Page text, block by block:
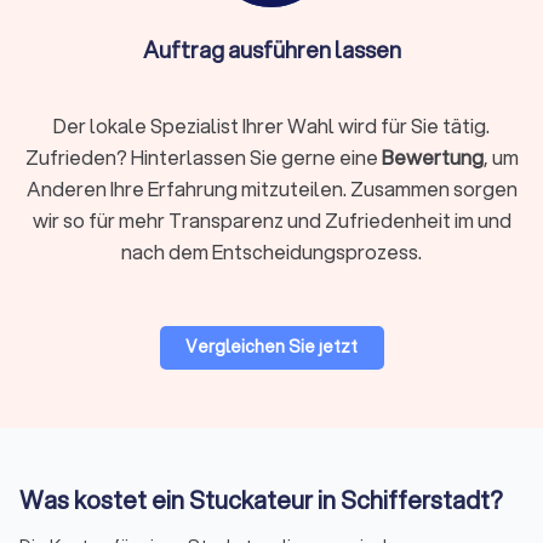
Auftrag ausführen lassen
Der lokale Spezialist Ihrer Wahl wird für Sie tätig.
Zufrieden? Hinterlassen Sie gerne eineBewertung, um
Anderen Ihre Erfahrung mitzuteilen. Zusammen sorgen
wir so für mehr Transparenz und Zufriedenheit im und
nach dem Entscheidungsprozess.
Vergleichen Sie jetzt
Was kostet ein Stuckateur in Schifferstadt?